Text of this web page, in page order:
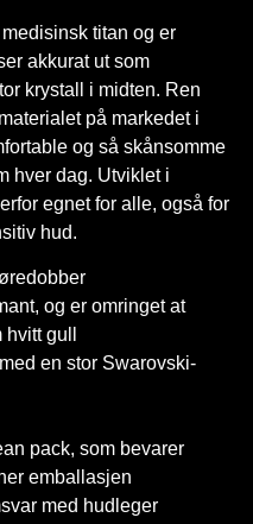
titan og er
akkurat ut som
krystall i midten. Ren
på markedet i
og så skånsomme
hver dag. Utviklet i
egnet for alle, også for
hud.
og er omringet at
gull
en stor Swarovski-
pack, som bevarer
emballasjen
med hudleger